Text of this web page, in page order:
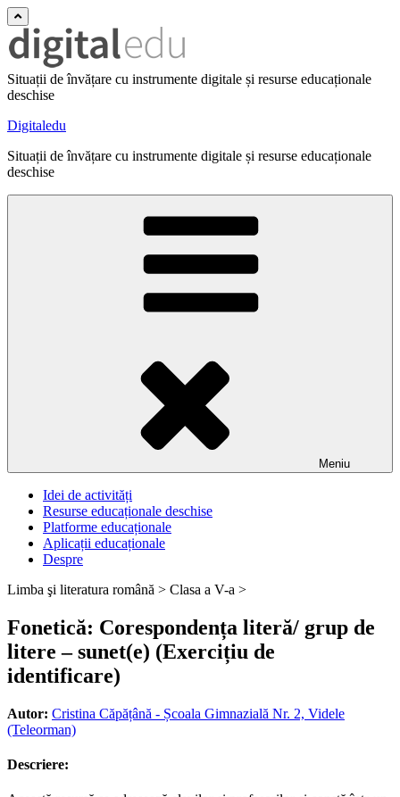
Situații de învățare cu instrumente digitale și resurse educaționale
deschise
Digitaledu
Situații de învățare cu instrumente digitale și resurse educaționale
deschise
Meniu
Idei de activități
Resurse educaționale deschise
Platforme educaționale
Aplicații educaționale
Despre
Limba şi literatura română > Clasa a V-a >
Fonetică: Corespondența literă/ grup de
litere – sunet(e) (Exercițiu de
identificare)
Autor: Cristina Căpățână - Școala Gimnazială Nr. 2, Videle
(Teleorman)
Descriere: